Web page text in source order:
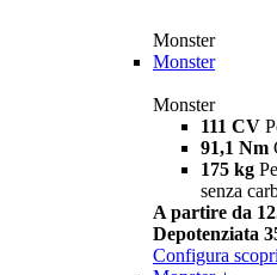
Monster
Monster
Monster
111 CV
91,1 Nm
175 kg
senza
A partire da
Depotenziata
Configura